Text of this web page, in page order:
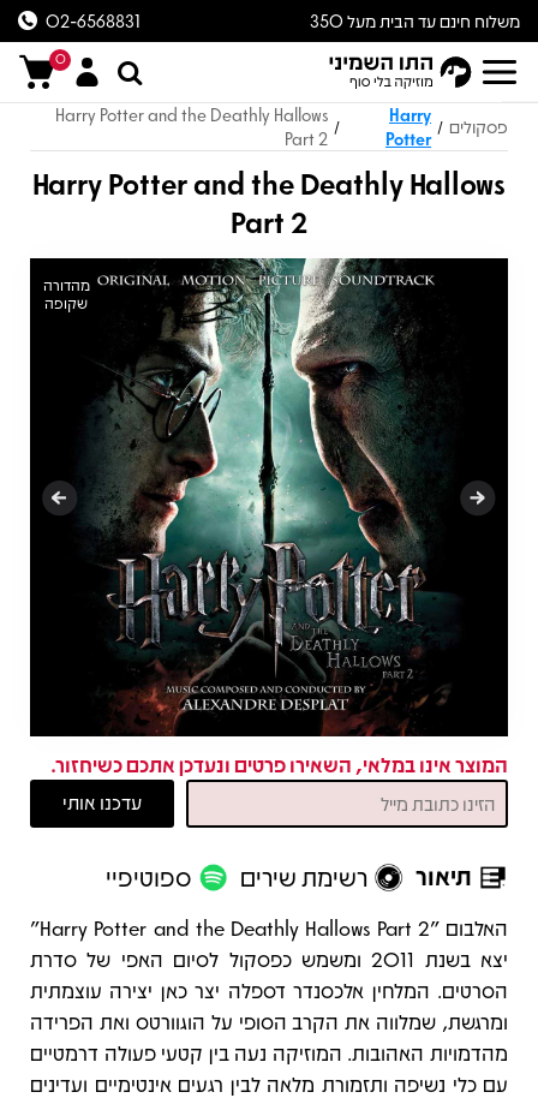
משלוח חינם עד הבית מעל 350
ש״ח
02-6568831
0
פסקולים /
Harry
Potter
/
Harry Potter and the Deathly Hallows
Part 2
Harry Potter and the Deathly Hallows
Part 2
מהדורה
שקופה
המוצר אינו במלאי, השאירו פרטים ונעדכן אתכם כשיחזור.
תיאור רשימת שירים ספוטיפיי
תיאור
האלבום "Harry Potter and the Deathly Hallows Part 2"
יצא בשנת 2011 ומשמש כפסקול לסיום האפי של סדרת
הסרטים. המלחין אלכסנדר דספלה יצר כאן יצירה עוצמתית
ומרגשת, שמלווה את הקרב הסופי על הוגוורטס ואת הפרידה
מהדמויות האהובות. המוזיקה נעה בין קטעי פעולה דרמטיים
עם כלי נשיפה ותזמורת מלאה לבין רגעים אינטימיים ועדינים